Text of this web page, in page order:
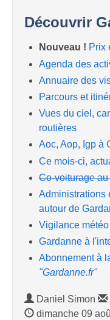
Découvrir
Nouveau ! Prix
Agenda des
Annuaire des
Parcours et
Vues du ciel,
routières
Aoc, Aop, Igp à
Ce mois-ci,
Co-voiturage
Administrations
autour de
Vigilance
Gardanne à
Abonnement à
"Gardanne.fr"
Daniel Simon
dimanche 09